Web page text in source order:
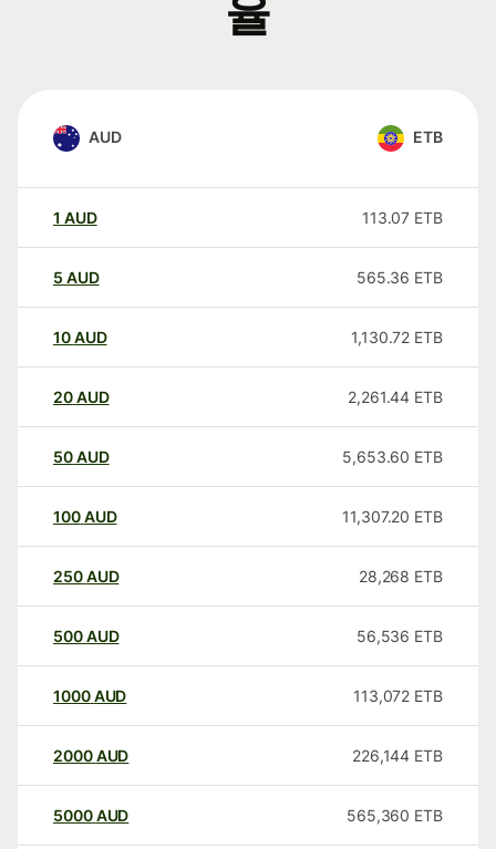
율
AUD ETB
1 AUD 113.07 ETB
5 AUD 565.36 ETB
10AUD 1,130.72 ETB
20AUD 2,261.44 ETB
50AUD 5,653.60 ETB
100AUD 11,307.20 ETB
250AUD 28,268 ETB
500AUD 56,536 ETB
1000AUD 113,072 ETB
2000AUD 226,144 ETB
5000AUD 565,360 ETB